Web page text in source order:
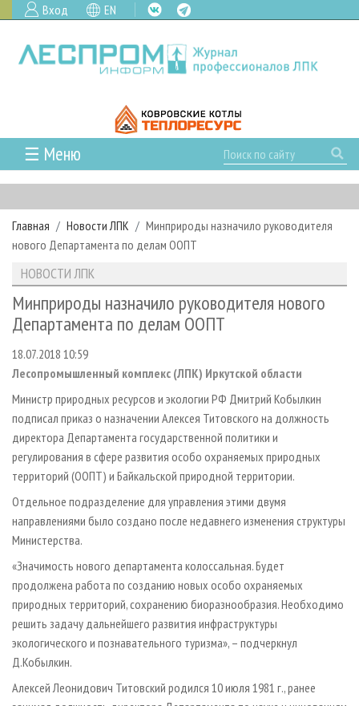
Вход EN
☰ Меню
ГЛАВНАЯ
РУБРИКИ И ТЕМЫ
РУБРИКИ ЖУРНАЛА
ЛЕСОЗАГОТОВКА
ЛЕСОПИЛЕНИЕ
СУШКА ДРЕВЕСИНЫ
ПРОИЗВОДСТВО ДРЕВЕСНЫХ ПЛИТ
ДЕРЕВЯННОЕ ДОМОСТРОЕНИЕ
ПРОИЗВОДСТВО МЕБЕЛИ
БИОЭНЕРГЕТИКА
ЦБП
ИНСТРУМЕНТ И МАТЕРИАЛЫ
НОВОСТИ
НОВОСТИ ЛПК
НОВОСТИ ЖУРНАЛА
ПРОЕКТЫ ЛПИ
АНАЛИТИКА
ПРЕДПРИЯТИЯ ЛПК
ПЕРСОНЫ
МОБИЛЬНЫЕ ВЫСТАВКИ
ОФИЦИАЛЬНЫЕ ДЕЛЕГАЦИИ
ПРИОРИТЕТНЫЕ ИНВЕСТПРОЕКТЫ
RUSSIAN FORESTRY REVIEW
ГАЗЕТА ЛЕСПРОМФОРУМ
БИБЛИОТЕКА СПЕЦИАЛИСТА
АРХИВ
АРХИВ ЖУРНАЛОВ
О ЖУРНАЛЕ
ПОДПИСКА
КОНТАКТЫ
РЕКЛАМОДАТЕЛЯМ
РЕКЛАМА
РЕКЛАМА НА САЙТЕ
Главная Новости ЛПК
Минприроды назначило руководителя
нового Департамента по делам ООПТ
НОВОСТИ ЛПК
Минприроды назначило руководителя нового
Департамента по делам ООПТ
18.07.2018 10:59
Лесопромышленный комплекс (ЛПК) Иркутской области
Министр природных ресурсов и экологии РФ Дмитрий Кобылкин
подписал приказ о назначении Алексея Титовского на должность
директора Департамента государственной политики и
регулирования в сфере развития особо охраняемых природных
территорий (ООПТ) и Байкальской природной территории.
Отдельное подразделение для управления этими двумя
направлениями было создано после недавнего изменения структуры
Министерства.
«Значимость нового департамента колоссальная. Будет
продолжена работа по созданию новых особо охраняемых
природных территорий, сохранению биоразнообразия. Необходимо
решить задачу дальнейшего развития инфраструктуры
экологического и познавательного туризма», – подчеркнул
Д.Кобылкин.
Алексей Леонидович Титовский родился 10 июля 1981 г., ранее